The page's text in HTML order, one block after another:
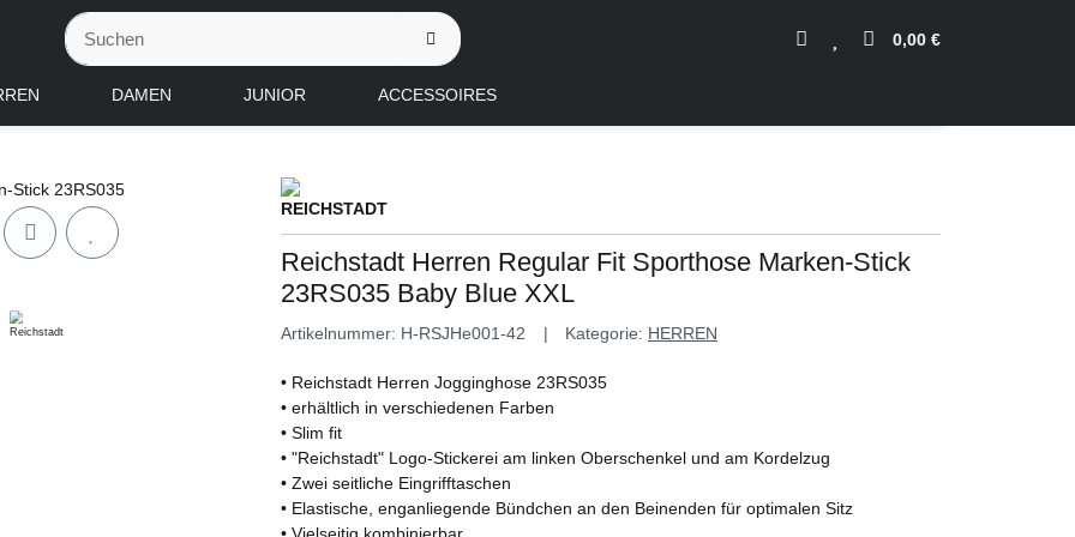
0,00 €
DAMEN JUNIOR ACCESSOIRES
Reichstadt Herren Regular Fit Sporthose Marken-Stick
23RS035 Baby Blue XXL
Artikelnummer: H-RSJHe001-42 Kategorie: HERREN
• Reichstadt Herren Jogginghose 23RS035
• erhältlich in verschiedenen Farben
• Slim fit
• "Reichstadt" Logo-Stickerei am linken Oberschenkel und am Kordelzug
• Zwei seitliche Eingrifftaschen
• Elastische, enganliegende Bündchen an den Beinenden für optimalen Sitz
• Vielseitig kombinierbar